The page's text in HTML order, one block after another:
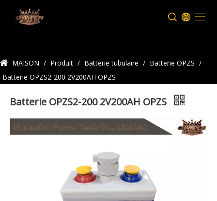
MAISON / Produit / Batterie tubulaire / Batterie OPZS /
Batterie OPZS2-200 2V200AH OPZS
Batterie OPZS2-200 2V200AH OPZS